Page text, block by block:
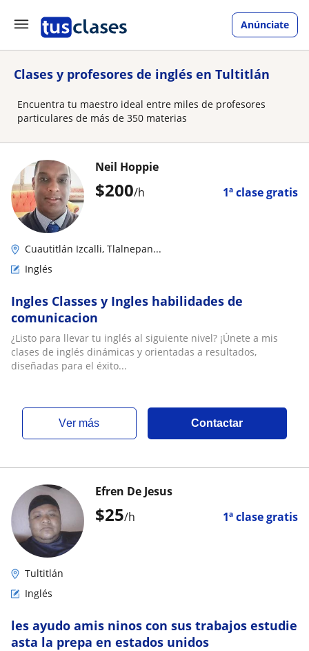
Anúnciate
Clases y profesores de inglés en Tultitlán
Encuentra tu maestro ideal entre miles de profesores
particulares de más de 350 materias
$200/h 1ª clase gratis
Neil Hoppie
Cuautitlán Izcalli, Tlalnepan...
Inglés
Ingles Classes y Ingles habilidades de
comunicacion
¿Listo para llevar tu inglés al siguiente nivel? ¡Únete a mis
clases de inglés dinámicas y orientadas a resultados,
diseñadas para el éxito...
ver más Contactar
$25/h 1ª clase gratis
Efren De Jesus
Tultitlán
Inglés
les ayudo amis ninos con sus trabajos estudie
asta la prepa en estados unidos